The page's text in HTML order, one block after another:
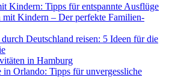
Kindern: Tipps für entspannte Ausflüge
mit Kindern – Der perfekte Familien-
Deutschland reisen: 5 Ideen für die
in Hamburg
in Orlando: Tipps für unvergessliche